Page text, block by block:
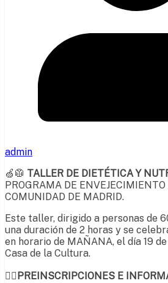
admin
🍏🥼 TALLER DE DIETÉTICA Y
PROGRAMA DE
COMUNIDAD DE MADRID.
Este taller, dirigido a personas de
una duración de 2 horas y se
en horario de MAÑANA, el día 19
Casa de la Cultura.
✍🏼 PREINSCRIPCIONES E